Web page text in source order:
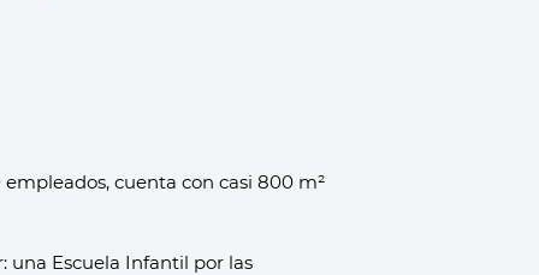
cuenta con casi 800 m²
una Escuela Infantil por las